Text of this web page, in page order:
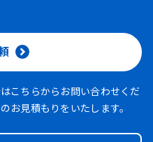
こちらからお問い合わせくだ
お見積もりをいたします。